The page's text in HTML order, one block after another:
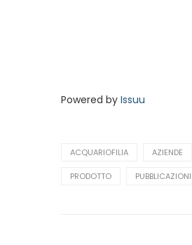
Powered by Issuu
ACQUARIOFILIA AZIENDE
PRODOTTO PUBBLICAZIONI